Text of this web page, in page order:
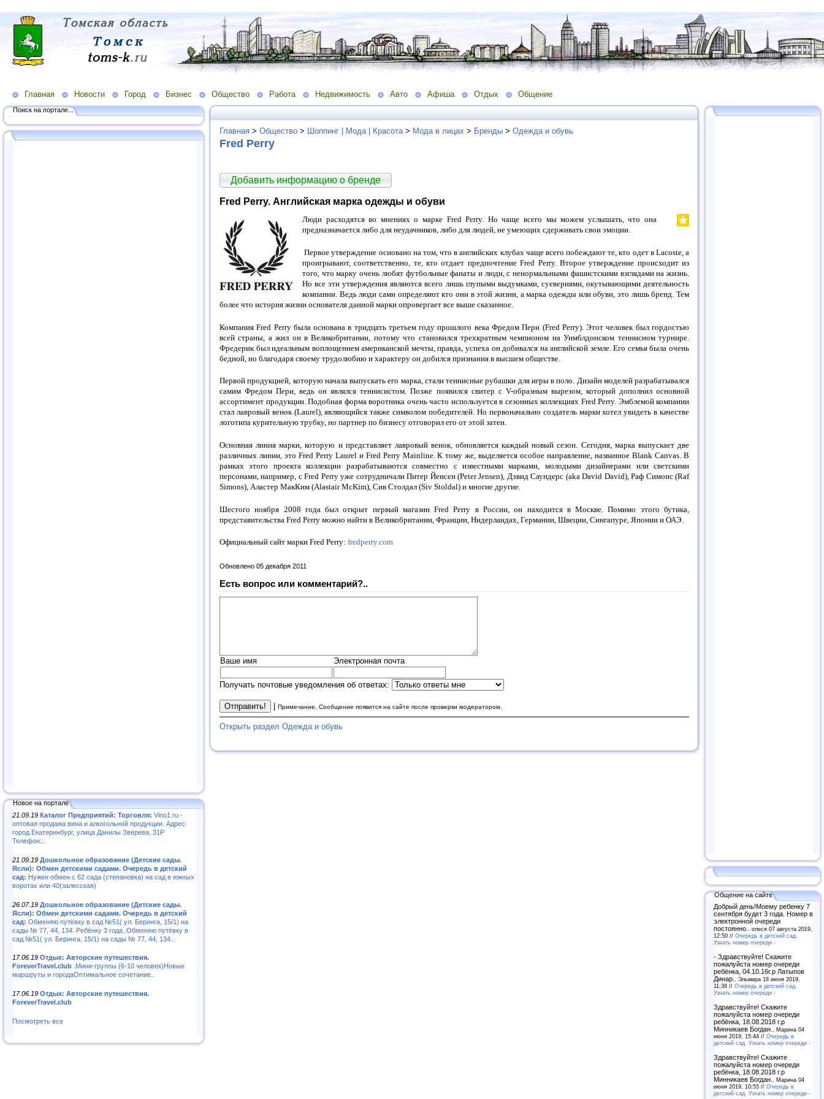
Главная Новости Город Бизнес Общество Работа Недвижимость Авто Афиша Отдых Общение
Поиск на портале...
Новое на портале
21.09.19 Каталог Предприятий: Торговля: Vino1.ru -
оптовая продажа вина и алкогольной продукции. Адрес:
город Екатеринбург, улица Данилы Зверева, 31Р
Телефон:..
21.09.19 Дошкольное образование (Детские сады.
Ясли): Обмен детскими садами. Очередь в детский
сад: Нужен обмен с 62 сада (степановка) на сад в южных
воротах или 40(залесская)
26.07.19 Дошкольное образование (Детские сады.
Ясли): Обмен детскими садами. Очередь в детский
сад: Обменяю путёвку в сад №51( ул. Беринга, 15/1) на
сады № 77, 44, 134. Ребёнку 3 года..Обменяю путёвку в
сад №51( ул. Беринга, 15/1) на сады № 77, 44, 134...
17.06.19 Отдых: Авторские путешествия.
ForeverTravel.club .Мини-группы (6-10 человек)Новые
маршруты и городаОптимальное сочетание..
17.06.19 Отдых: Авторские путешествия.
ForeverTravel.club
Посмотреть все
Главная > Общество > Шоппинг | Мода | Красота > Мода в лицах > Бренды > Одежда и обувь
Fred Perry
Добавить информацию о бренде
Fred Perry. Английская марка одежды и обуви
Люди расходятся во мнениях о марке Fred Perry. Но чаще всего мы можем услышать, что она
предназначается либо для неудачников, либо для людей, не умеющих сдерживать свои эмоции.
Первое утверждение основано на том, что в английских клубах чаще всего побеждают те, кто одет в Lacoste, а
проигрывают, соответственно, те, кто отдает предпочтение Fred Perry. Второе утверждение происходит из
того, что марку очень любят футбольные фанаты и люди, с ненормальными фашистскими взглядами на жизнь.
Но все эти утверждения являются всего лишь глупыми выдумками, суевериями, окутывающими деятельность
компании. Ведь люди сами определяют кто они в этой жизни, а марка одежды или обуви, это лишь бренд. Тем
более что история жизни основателя данной марки опровергает все выше сказанное.
Компания Fred Perry была основана в тридцать третьем году прошлого века Фредом Пери (Fred Perry). Этот человек был гордостью
всей страны, а жил он в Великобритании, потому что становился трехкратным чемпионом на Уимблдонском теннисном турнире.
Фредерик был идеальным воплощением американской мечты, правда, успеха он добивался на английской земле. Его семья была очень
бедной, но благодаря своему трудолюбию и характеру он добился признания в высшем обществе.
Первой продукцией, которую начала выпускать его марка, стали теннисные рубашки для игры в поло. Дизайн моделей разрабатывался
самим Фредом Пери, ведь он являлся теннисистом. Позже появился свитер с V-образным вырезом, который дополнил основной
ассортимент продукции. Подобная форма воротника очень часто используется в сезонных коллекциях Fred Perry. Эмблемой компании
стал лавровый венок (Laurel), являющийся также символом победителей. Но первоначально создатель марки хотел увидеть в качестве
логотипа курительную трубку, но партнер по бизнесу отговорил его от этой затеи.
Основная линия марки, которую и представляет лавровый венок, обновляется каждый новый сезон. Сегодня, марка выпускает две
различных линии, это Fred Perry Laurel и Fred Perry Mainline. К тому же, выделяется особое направление, названное Blank Canvas. В
рамках этого проекта коллекции разрабатываются совместно с известными марками, молодыми дизайнерами или светскими
персонами, например, с Fred Perry уже сотрудничали Питер Йенсен (Peter Jensen), Дэвид Саундерс (aka David David), Раф Симонс (Raf
Simons), Аластер МакКим (Alastair McKim), Сив Столдал (Siv Stoldal) и многие другие.
Шестого ноября 2008 года был открыт первый магазин Fred Perry в России, он находится в Москве. Помимо этого бутика,
представительства Fred Perry можно найти в Великобритании, Франции, Нидерландах, Германии, Швеции, Сингапуре, Японии и ОАЭ.
Официальный сайт марки Fred Perry: fredperry.com
Обновлено 05 декабря 2011
Есть вопрос или комментарий?..
Ваше имя Электронная почта
Получать почтовые уведомления об ответах:
| Примечание. Сообщение появится на сайте после проверки модератором.
Открыть раздел Одежда и обувь
Общение на сайте
Добрый день!Моему ребенку 7
сентября будет 3 года. Номер в
электронной очереди
постоянно.. олеся 07 августа 2019,
12:50 // Очередь в детский сад.
Узнать номер очереди -
- Здравствуйте! Скажите
пожалуйста номер очереди
ребёнка, 04.10.16г.р Латыпов
Динар.. Эльмира 18 июня 2019,
11:38 // Очередь в детский сад.
Узнать номер очереди -
Здравствуйте! Скажите
пожалуйста номер очереди
ребёнка, 18.08.2018 г.р
Минникаев Богдан.. Марина 04
июня 2019, 15:44 // Очередь в
детский сад. Узнать номер очереди -
Здравствуйте! Скажите
пожалуйста номер очереди
ребёнка, 18.08.2018 г.р
Минникаев Богдан.. Марина 04
июня 2019, 10:55 // Очередь в
детский сад. Узнать номер очереди -